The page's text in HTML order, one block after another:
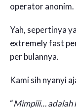
operator anonim.
Yah, sepertinya
extremely fast
per bulannya.
Kami sih nyanyi
“Mimpiii… adalah